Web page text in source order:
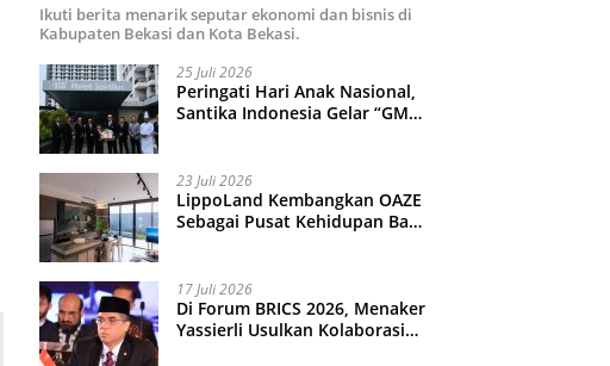
Ikuti berita menarik seputar ekonomi dan bisnis di
Kabupaten Bekasi dan Kota Bekasi.
25 Juli 2026
Peringati Hari Anak Nasional,
Santika Indonesia Gelar “GM
23 Juli 2026
LippoLand Kembangkan OAZE
Sebagai Pusat Kehidupan Baru
17 Juli 2026
Di Forum BRICS 2026, Menaker
Yassierli Usulkan Kolaborasi